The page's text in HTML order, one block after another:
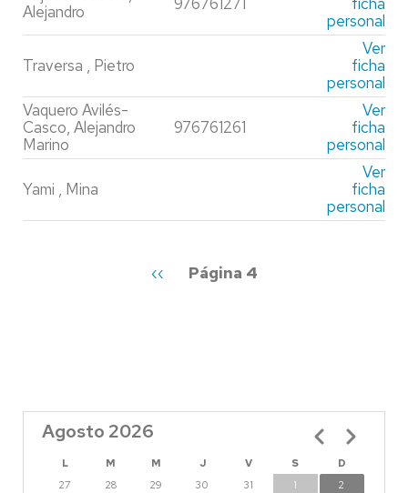
Alejandro
personal
Traversa , Pietro
Ver
ficha
personal
Vaquero Avilés-
Casco, Alejandro
Marino
976761261
Ver
ficha
personal
Yami , Mina
Ver
ficha
personal
Página
‹‹ Página 4
Agosto 2026
L M M J V S
D
27
28 29 30 31 1
2
Paginación